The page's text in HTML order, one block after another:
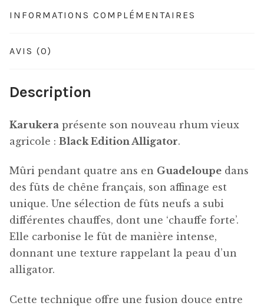
INFORMATIONS COMPLÉMENTAIRES
AVIS (0)
Description
Karukera présente son nouveau rhum vieux
agricole : Black Edition Alligator.
Mûri pendant quatre ans en Guadeloupe dans
des fûts de chêne français, son affinage est
unique. Une sélection de fûts neufs a subi
différentes chauffes, dont une ‘chauffe forte’.
Elle carbonise le fût de manière intense,
donnant une texture rappelant la peau d’un
alligator.
Cette technique offre une fusion douce entre